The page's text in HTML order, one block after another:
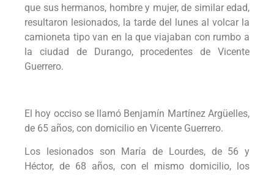
que sus hermanos, hombre y mujer, de similar edad,
resultaron lesionados, la tarde del lunes al volcar la
camioneta tipo van en la que viajaban con rumbo a
la ciudad de Durango, procedentes de Vicente
Guerrero.
El hoy occiso se llamó Benjamín Martínez Argüelles,
de 65 años, con domicilio en Vicente Guerrero.
Los lesionados son María de Lourdes, de 56 y
Héctor, de 68 años, con el mismo domicilio, los